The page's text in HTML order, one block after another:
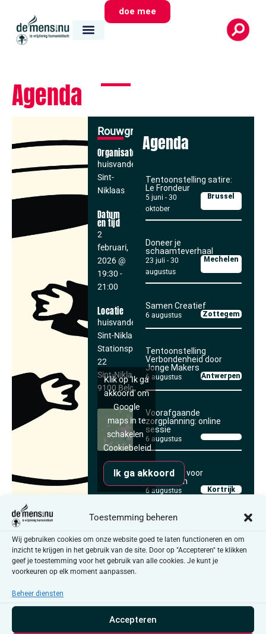
Toestemming beheren
Wij gebruiken cookies om onze website goed te laten functioneren en om
inzicht te krijgen in het gebruik van de site. Door op "Accepteren" te klikken
geef je toestemming voor het gebruik van alle cookies. Je kunt je
voorkeuren op elk moment aanpassen.
Beheer diensten
Accepteren
doe mee
Agenda
Rouwgroep
Organisator
huisvandeMens
Sint-
Niklaas
Datum
en tijd
2
februari,
2026@
19:30 -
21:00
Locatie
huisvandeMens
Sint-Niklaas
Stationsplein
22
Sint-Niklaas
ovl
9100 België
Klik op 'Ik ga
akkoord' om
Google
maps in te
schakelen
Cookiebeleid
Ik ga akkoord
Rouwgroep
Het verlies van een dierbare
heeft een grote impact op je
leven en je bestaan. Ben jij
verloren? Heb je het gevoel
dat je omgeving je niet altijd
begrijpt, of heb je gewoon
Agenda
Tentoonstelling satire:
Le Frondeur
5 juni - 30
oktober
Brussel
Doneer je
schaamteverhaal
23 juli - 30
augustus
Mechelen
Samen Creatief
6 augustus Zottegem
Tentoonstelling
Verbondenheid door
Jonge Makers
6 augustus Antwerpen
Voorafgaande
zorgplanning: online
sessie
6 augustus
Rouwcafé voor
lotgenoten
6 augustus Kortrijk
Alle activiteiten